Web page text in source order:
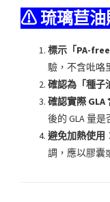
⚠琉璃苣油
標示「PA-free
驗，不含吡咯
確認為「種子
確認實際 GLA
後的 GLA 量
避免加熱使用
調，應以膠囊